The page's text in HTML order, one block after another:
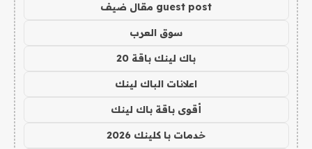
guest post مقال ضيف
سوق العرب
باك لينك باقة 20
اعلانات الباك لينك
أقوى باقة باك لينك
خدمات با كلينك 2026